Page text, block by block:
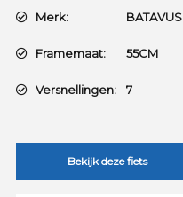
Merk: BATAVUS
Framemaat: 55CM
Versnellingen: 7
Bekijk deze fiets